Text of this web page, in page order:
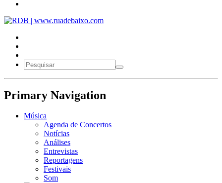
Primary Navigation
Música
Agenda de Concertos
Notícias
Análises
Entrevistas
Reportagens
Festivais
Som